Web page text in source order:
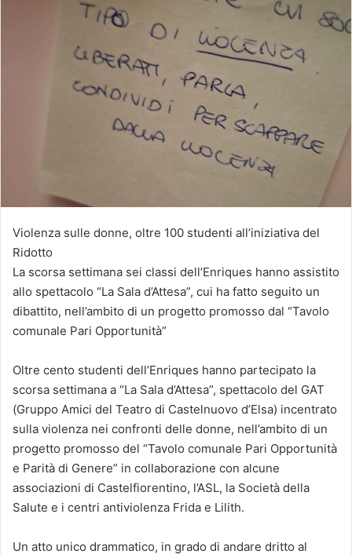
Violenza sulle donne, oltre 100 studenti all’iniziativa del
Ridotto
La scorsa settimana sei classi dell’Enriques hanno assistito
allo spettacolo “La Sala d’Attesa”, cui ha fatto seguito un
dibattito, nell’ambito di un progetto promosso dal “Tavolo
comunale Pari Opportunità”
Oltre cento studenti dell’Enriques hanno partecipato la
scorsa settimana a “La Sala d’Attesa”, spettacolo del GAT
(Gruppo Amici del Teatro di Castelnuovo d’Elsa) incentrato
sulla violenza nei confronti delle donne, nell’ambito di un
progetto promosso del “Tavolo comunale Pari Opportunità
e Parità di Genere” in collaborazione con alcune
associazioni di Castelfiorentino, l’ASL, la Società della
Salute e i centri antiviolenza Frida e Lilith.
Un atto unico drammatico, in grado di andare dritto al